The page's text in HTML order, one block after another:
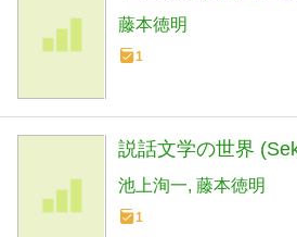
藤本徳明
1
説話文学の世界
池上洵一 藤本徳明
1